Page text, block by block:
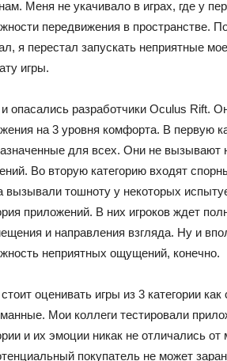
Меня не укачивало в играх, где у
передвижения в пространстве.
я перестал запускать неприятные
игры.
и опасались разработчики Oculus Rift.
на 3 уровня комфорта. В первую
для всех. Они не вызывают
Во вторую категорию входят
вызывали тошноту у некоторых
приложений. В них игроков ждет
и направления взгляда. Ну и
неприятных ощущений, конечно.
оценивать игры из 3 категории
Мои коллеги тестировали
и их эмоции никак не отличались
покупатель не может